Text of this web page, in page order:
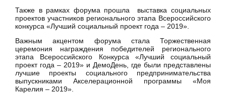
Также в рамках форума прошла выставка социальных
проектов участников регионального этапа Всероссийского
конкурса «Лучший социальный проект года – 2019».
Важным акцентом форума стала Торжественная
церемония награждения победителей регионального
этапа Всероссийского Конкурса «Лучший социальный
проект года – 2019» и ДемоДень, где были представлены
лучшие проекты социального предпринимательства
выпускниками Акселерационной программы «Моя
Карелия – 2019».